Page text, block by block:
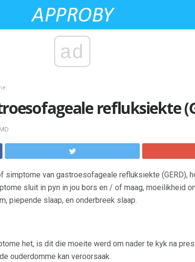
ad
refluksiekte
simptome van gastroesofageale refluksiekte (GERD),
sluit in pyn in jou bors en / of maag, moeilikheid
piepende slaap, en onderbreek slaap.
het, is dit die moeite werd om nader te kyk na
ouderdomme kan veroorsaak.